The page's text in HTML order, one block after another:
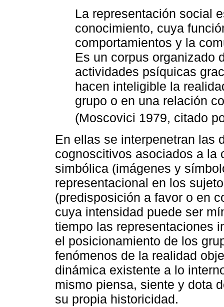
La representación social
conocimiento, cuya
comportamientos y la
Es un corpus organizado
actividades psíquicas
hacen inteligible la
grupo o en una relación
(Moscovici 1979, citado
En ellas se interpenetran las
cognoscitivos asociados a la
simbólica (imágenes y
representacional en los
(predisposición a favor o en
cuya intensidad puede ser
tiempo las representaciones
el posicionamiento de los
fenómenos de la realidad
dinámica existente a lo
mismo piensa, siente y dota
su propia historicidad.